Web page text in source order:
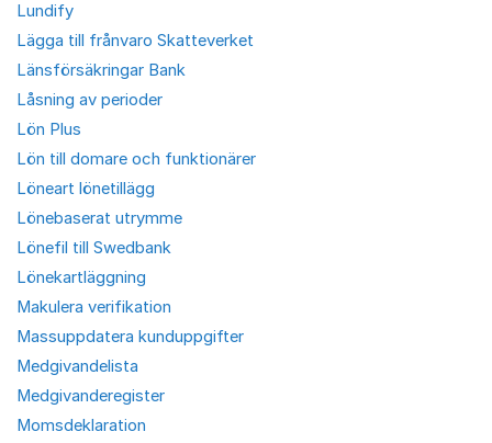
Lundify
Lägga till frånvaro Skatteverket
Länsförsäkringar Bank
Låsning av perioder
Lön Plus
Lön till domare och funktionärer
Löneart lönetillägg
Lönebaserat utrymme
Lönefil till Swedbank
Lönekartläggning
Makulera verifikation
Massuppdatera kunduppgifter
Medgivandelista
Medgivanderegister
Momsdeklaration